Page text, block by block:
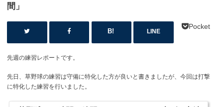
間」
LINE
Pocket
先週の練習レポートです。
先日、草野球の練習は守備に特化した方が良いと書きましたが、今回は打撃
に特化した練習を行いました。